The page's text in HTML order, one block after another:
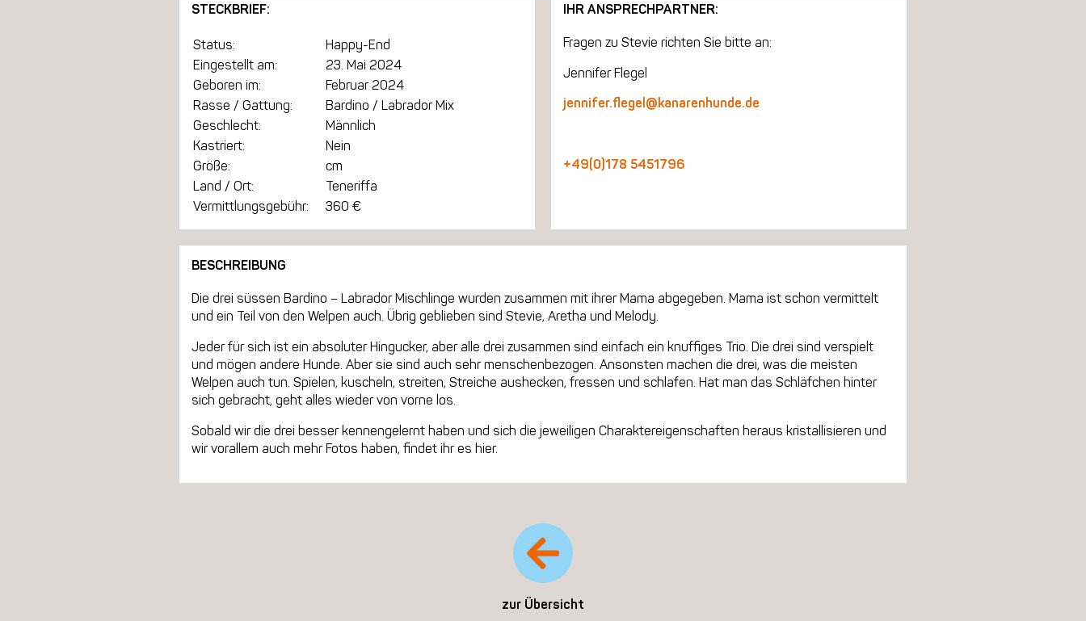
STECKBRIEF:
Status:
Happy-End
Eingestellt am:
23. Mai 2024
Geboren im:
Februar 2024
Rasse / Gattung:
Bardino / Labrador Mix
Geschlecht:
Männlich
Kastriert:
Nein
Größe:
cm
Land / Ort:
Teneriffa
Vermittlungsgebühr:
360 €
IHR ANSPRECHPARTNER:
Fragen zu Stevie richten Sie bitte an:
Jennifer Flegel
jennifer.flegel@kanarenhunde.de
+49(0)178 5451796
BESCHREIBUNG
Die drei süssen Bardino – Labrador Mischlinge wurden zusammen mit ihrer Mama abgegeben. Mama ist schon vermittelt
und ein Teil von den Welpen auch. Übrig geblieben sind Stevie, Aretha und Melody.
Jeder für sich ist ein absoluter Hingucker, aber alle drei zusammen sind einfach ein knuffiges Trio. Die drei sind verspielt
und mögen andere Hunde. Aber sie sind auch sehr menschenbezogen. Ansonsten machen die drei, was die meisten
Welpen auch tun. Spielen, kuscheln, streiten, Streiche aushecken, fressen und schlafen. Hat man das Schläfchen hinter
sich gebracht, geht alles wieder von vorne los.
Sobald wir die drei besser kennengelernt haben und sich die jeweiligen Charaktereigenschaften heraus kristallisieren und
wir vorallem auch mehr Fotos haben, findet ihr es hier.
zur Übersicht